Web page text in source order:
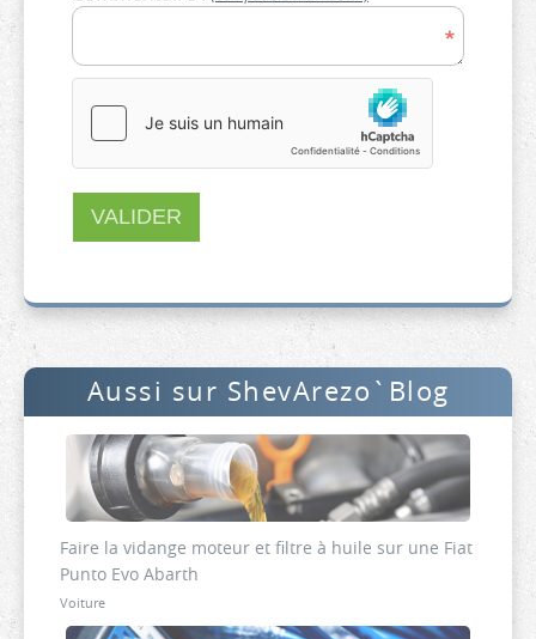
VALIDER
Aussi sur ShevArezo`Blog
Faire la vidange moteur et filtre à huile sur une Fiat
Punto Evo Abarth
Voiture